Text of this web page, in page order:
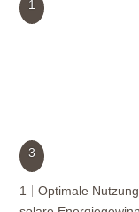
1
3
1
Optimale